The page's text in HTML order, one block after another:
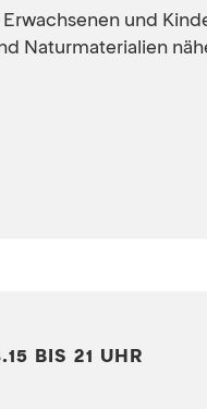
und
Naturmaterialien
BIS 21 UHR